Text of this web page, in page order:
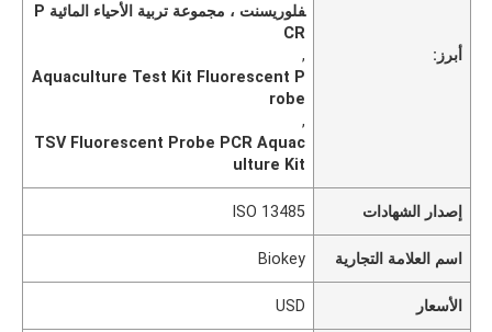
أبرز:
فلوريسنت ، مجموعة تربية الأحياء المائية P
CR
,
Aquaculture Test Kit Fluorescent P
robe
,
TSV Fluorescent Probe PCR Aquac
ulture Kit
إصدار الشهادات ISO 13485
اسم العلامة التجارية Biokey
الأسعار USD